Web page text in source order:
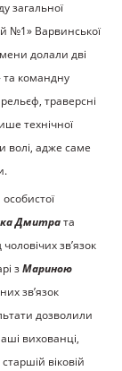
загальної
№1» Варвинської
долали дві
та командну
траверсні
технічної
волі, адже саме
Дмитрата
зв’язок
зМариною
зв’язок
дозволили
вихованці,
віковій